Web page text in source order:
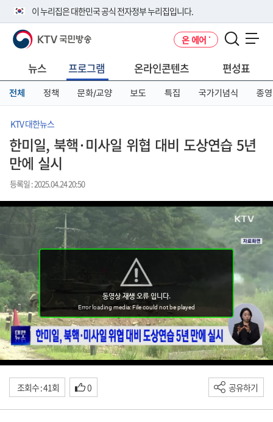
이 누리집은 대한민국 공식 전자정부 누리집입니다.
공식 누리집 주소 확인하기
니다.
이밖에 or.kr 또는 .kr등 다른 도메인 주소를 사용하고 있다면 아래 URL에
서 도메인 주소를 확인해 보세요
KTV 국민방송 온 에어
뉴스 프로그램 온라인콘텐츠 편성표
전체 정책 문화/교양 보도 특집 국가기념식 종영
KTV 대한뉴스
한미일, 북핵·미사일 위협 대비 도상연습 5년
만에 실시
등록일 : 2025.04.24 20:50
조회수 : 41회 0 공유하기